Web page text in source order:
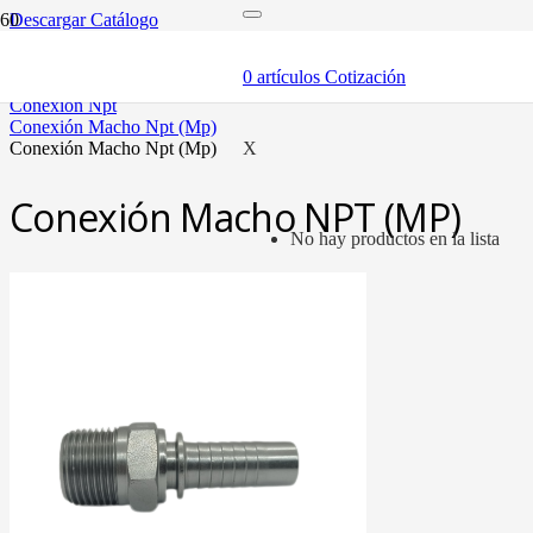
0 artículos Cotización
X
No hay productos en la lista
Descargar Catálogo
mangueras hidráulicas y fittings
conexión npt
conexión macho npt (mp)
conexión macho npt (mp)
Conexión Macho NPT (MP)